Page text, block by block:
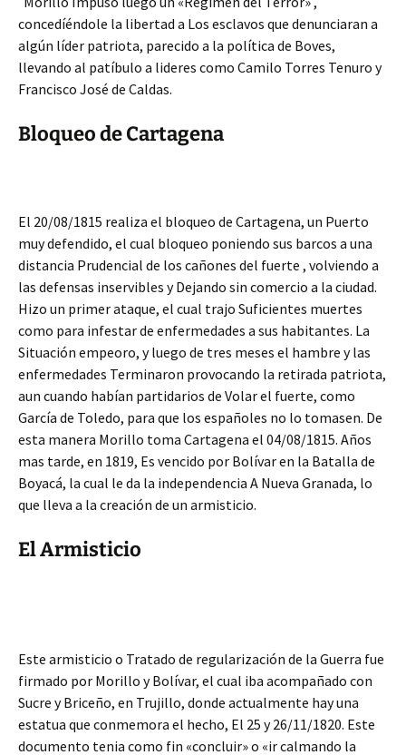
concedíéndole la libertad a Los esclavos que denunciaran a
algún líder patriota, parecido a la política de Boves,
llevando al patíbulo a lideres como Camilo Torres Tenuro y
Francisco José de Caldas.
Bloqueo de Cartagena
El 20/08/1815 realiza el bloqueo de Cartagena, un Puerto
muy defendido, el cual bloqueo poniendo sus barcos a una
distancia Prudencial de los cañones del fuerte , volviendo a
las defensas inservibles y Dejando sin comercio a la ciudad.
Hizo un primer ataque, el cual trajo Suficientes muertes
como para infestar de enfermedades a sus habitantes. La
Situación empeoro, y luego de tres meses el hambre y las
enfermedades Terminaron provocando la retirada patriota,
aun cuando habían partidarios de Volar el fuerte, como
García de Toledo, para que los españoles no lo tomasen. De
esta manera Morillo toma Cartagena el 04/08/1815. Años
mas tarde, en 1819, Es vencido por Bolívar en la Batalla de
Boyacá, la cual le da la independencia A Nueva Granada, lo
que lleva a la creación de un armisticio.
El Armisticio
Este armisticio o Tratado de regularización de la Guerra fue
firmado por Morillo y Bolívar, el cual iba acompañado con
Sucre y Briceño, en Trujillo, donde actualmente hay una
estatua que conmemora el hecho, El 25 y 26/11/1820. Este
documento tenia como fin «concluir» o «ir calmando la